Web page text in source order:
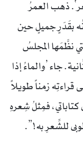
ذهب العمرُ
بقَدَرٍ جميلٍ حين
نظَّمَها المجلسُ
جاء ’والماءُ إذا
زمناً طويلاً
فمِثلُ شِعرهِ
للشِّعرِ به!”.